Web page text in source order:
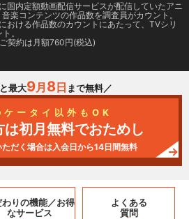
国内定額動画配信サービスが配信していたアニ
楽コンテンツの作品数を調査員がカウント。
おける作品数のカウントにあたって、TVシリ
。
契約は月額760円(税込)
最大9月 8日 まで無料／
ケータイ以外もOK
は初月無料でおためし
だく場合は入会日から14日間無料
わりの機能／お得
なサービス
よくある
質問